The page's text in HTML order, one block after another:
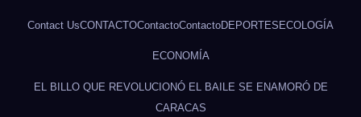
Contact UsCONTACTOContactoContactoDEPORTESECOLOGÍA
ECONOMÍA
EL BILLO QUE REVOLUCIONÓ EL BAILE SE ENAMORÓ DE
CARACAS